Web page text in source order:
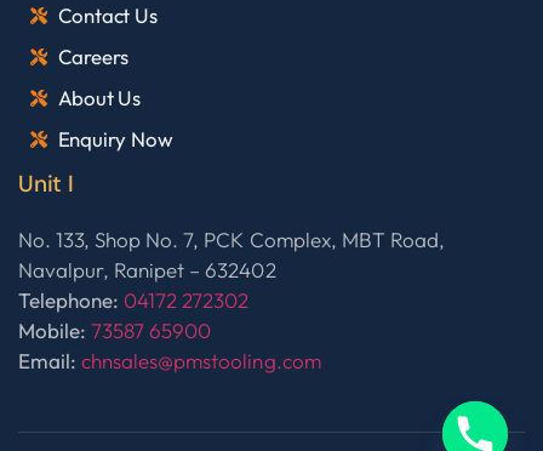
Contact Us
Careers
About Us
Enquiry Now
Unit I
No. 133, Shop No. 7, PCK Complex, MBT Road,
Navalpur, Ranipet – 632402
Telephone: 04172 272302
Mobile: 73587 65900
Email:chnsales@pmstooling.com